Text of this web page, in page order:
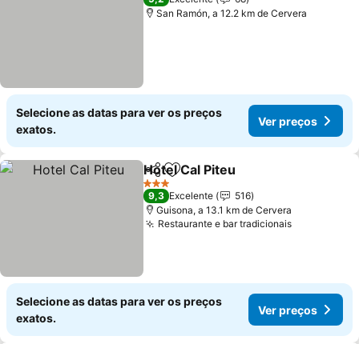
San Ramón, a 12.2 km de Cervera
Selecione as datas para ver os preços
exatos.
Ver preços
PartilharAdicionar aos favoritos
Hotel Cal Piteu
3 Estrelas
9,3 Excelente
516
Guisona, a 13.1 km de Cervera
Restaurante e bar tradicionaisVer preços
Selecione as datas para ver os preços
exatos.
Ver preços